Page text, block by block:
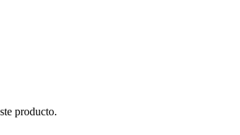
producto.